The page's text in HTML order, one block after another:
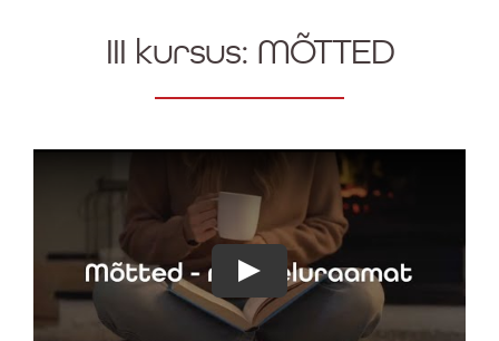
III kursus: MÕTTED
Play